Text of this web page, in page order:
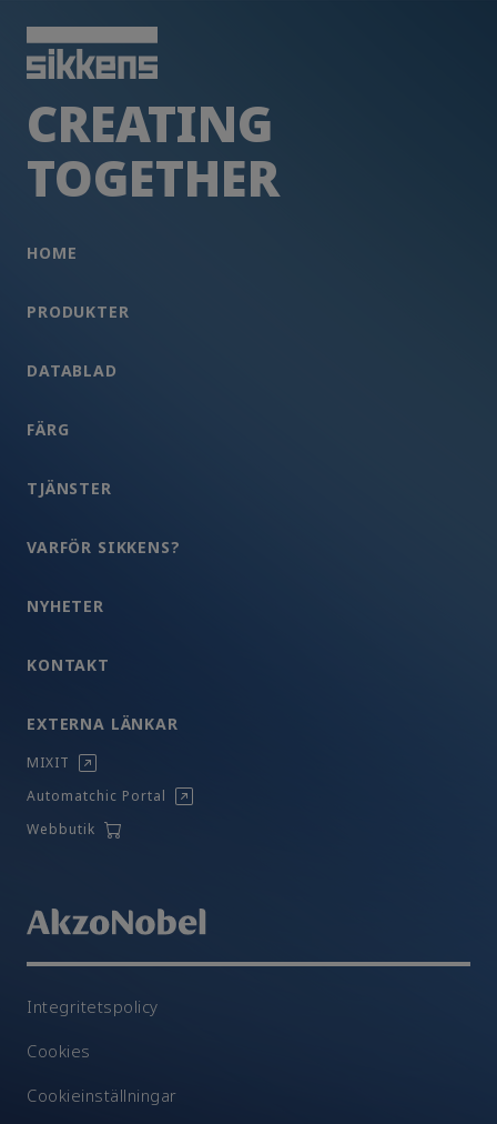
CREATING
TOGETHER
HOME
PRODUKTER
DATABLAD
FÄRG
TJÄNSTER
VARFÖR SIKKENS?
NYHETER
KONTAKT
EXTERNA LÄNKAR
MIXIT
Automatchic Portal
Webbutik
Integritetspolicy
Cookies
Cookieinställningar